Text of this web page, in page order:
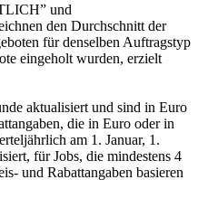
und
den Durchschnitt der
für denselben Auftragstyp
eingeholt wurden, erzielt
aktualisiert und sind in Euro
die in Euro oder in
am 1. Januar, 1.
für Jobs, die mindestens 4
und Rabattangaben basieren